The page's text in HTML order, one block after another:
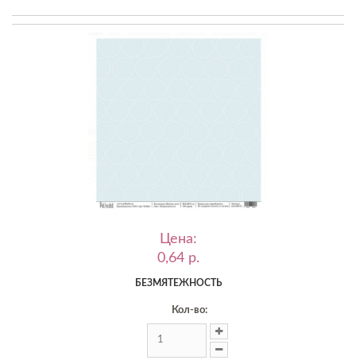
Цена:
0,64 p.
БЕЗМЯТЕЖНОСТЬ
Кол-во: